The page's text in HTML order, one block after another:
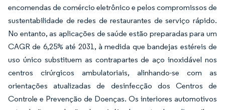
encomendas de comércio eletrônico e pelos compromissos de
sustentabilidade de redes de restaurantes de serviço rápido.
No entanto, as aplicações de saúde estão preparadas para um
CAGR de 6,25% até 2031, à medida que bandejas estéreis de
uso único substituem as contrapartes de aço inoxidável nos
centros cirúrgicos ambulatoriais, alinhando-se com as
orientações atualizadas de desinfecção dos Centros de
Controle e Prevenção de Doenças. Os interiores automotivos